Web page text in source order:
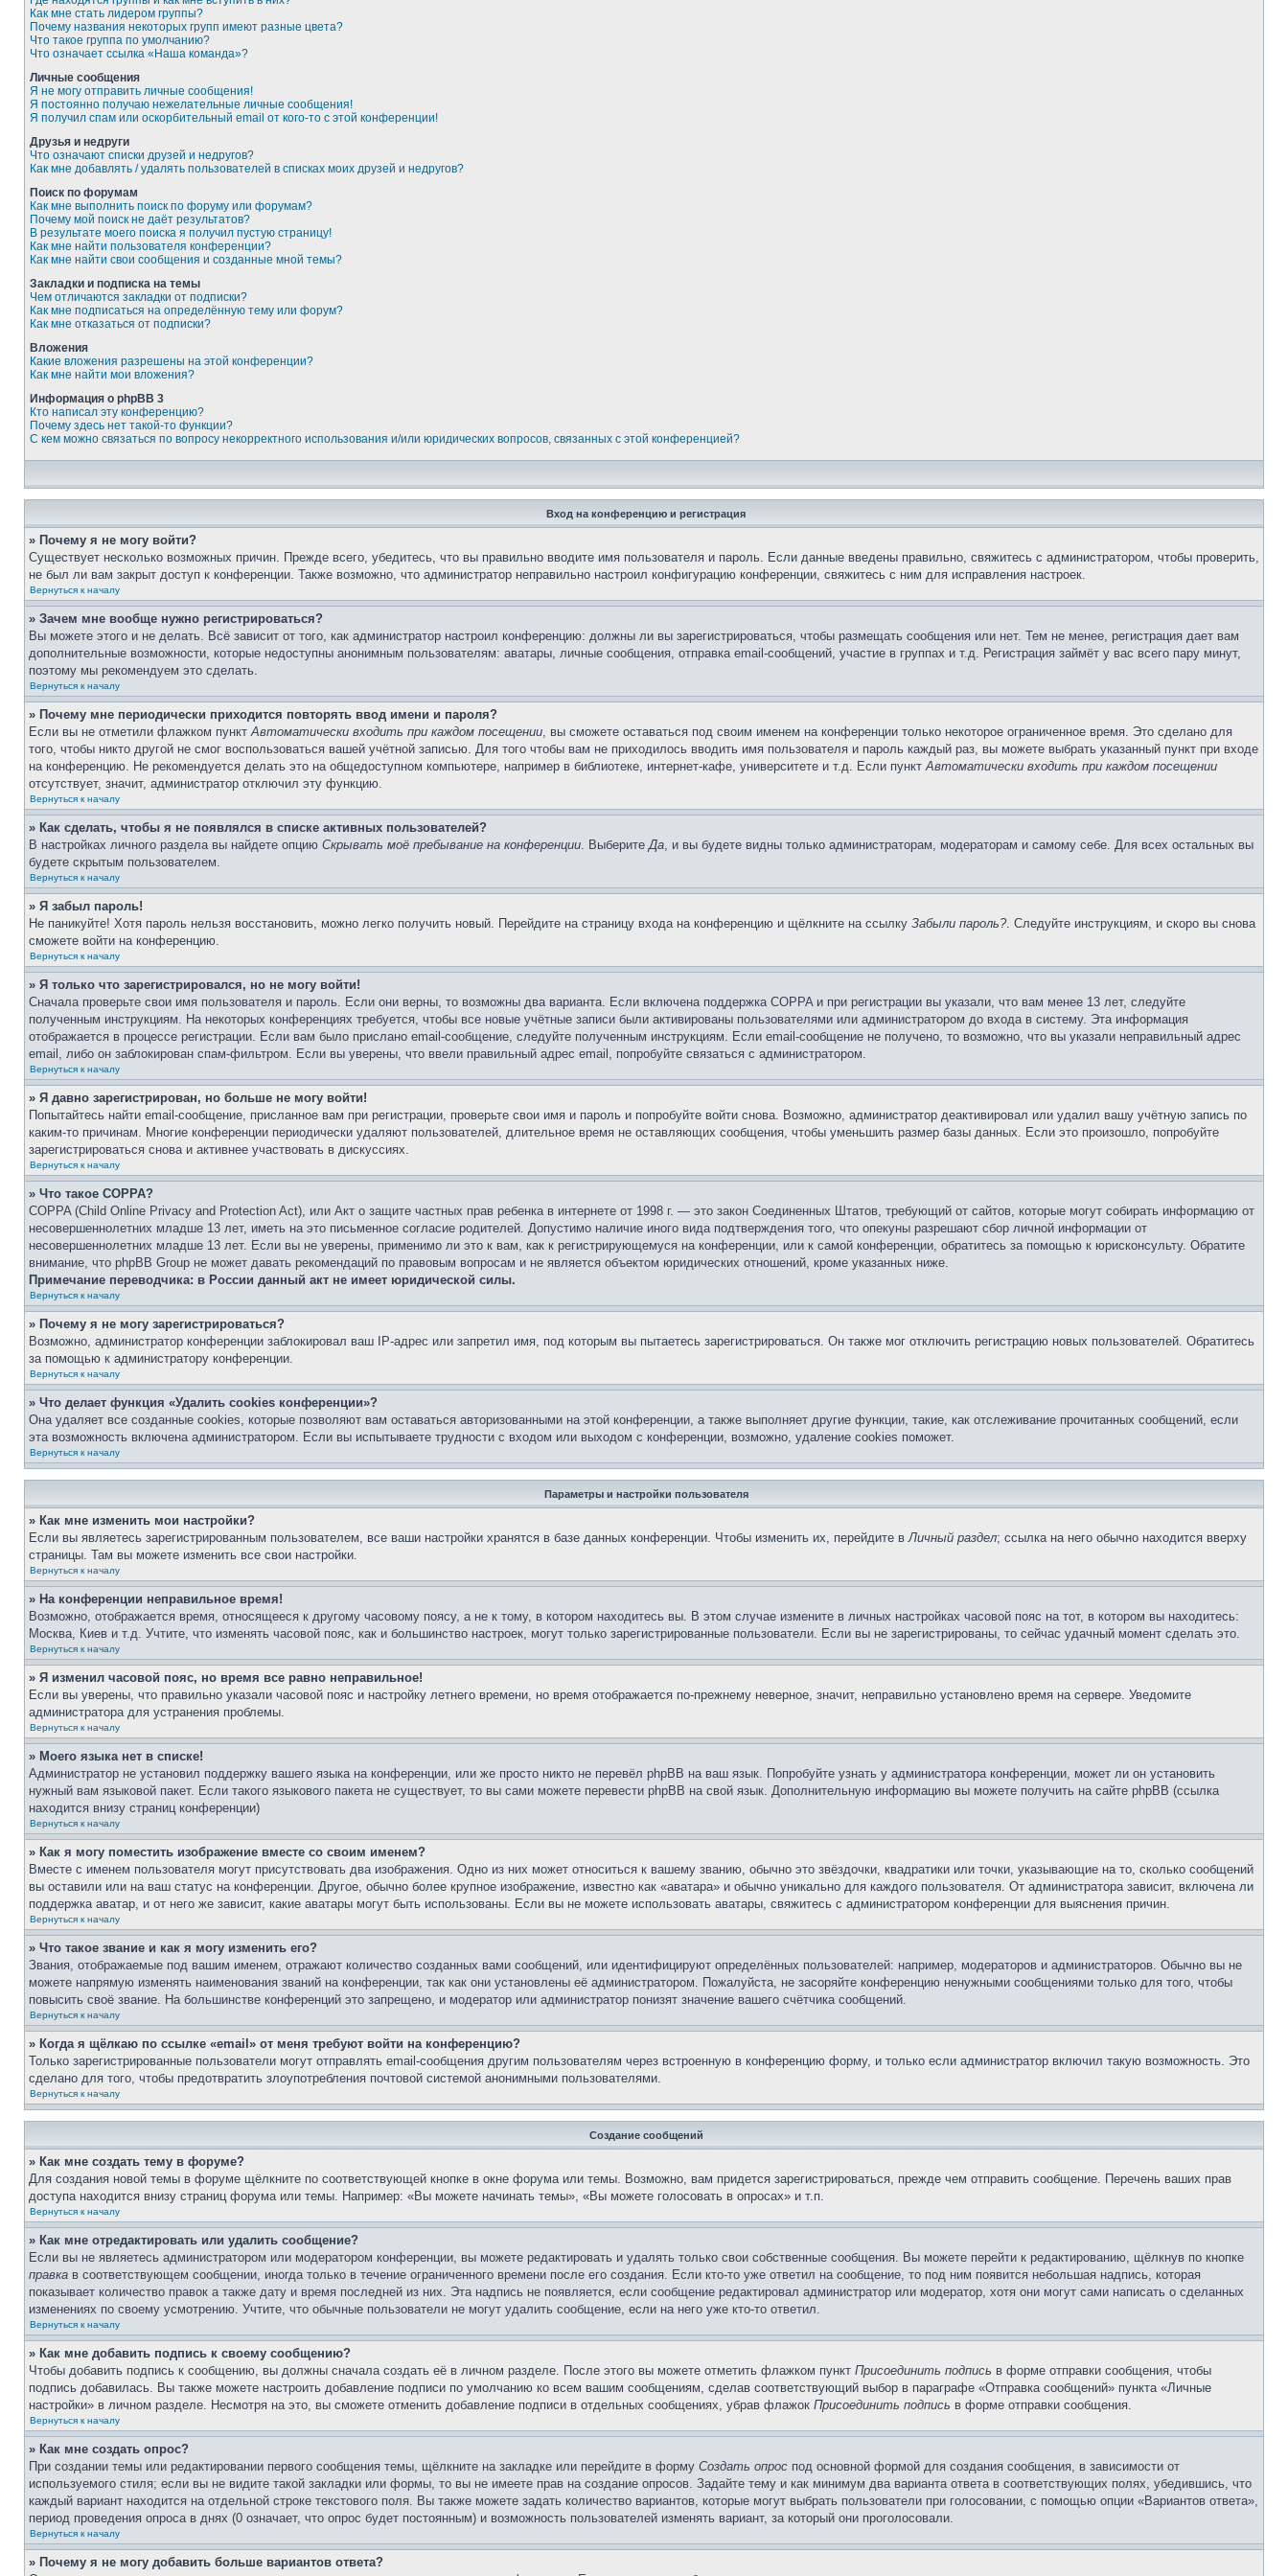
Как мне стать лидером группы?
Почему названия некоторых групп имеют разные цвета?
Что такое группа по умолчанию?
Что означает ссылка «Наша команда»?
Личные сообщения
Я не могу отправить личные сообщения!
Я постоянно получаю нежелательные личные сообщения!
Я получил спам или оскорбительный email от кого-то с этой конференции!
Друзья и недруги
Что означают списки друзей и недругов?
Как мне добавлять / удалять пользователей в списках моих друзей и недругов?
Поиск по форумам
Как мне выполнить поиск по форуму или форумам?
Почему мой поиск не даёт результатов?
В результате моего поиска я получил пустую страницу!
Как мне найти пользователя конференции?
Как мне найти свои сообщения и созданные мной темы?
Закладки и подписка на темы
Чем отличаются закладки от подписки?
Как мне подписаться на определённую тему или форум?
Как мне отказаться от подписки?
Вложения
Какие вложения разрешены на этой конференции?
Как мне найти мои вложения?
Информация о phpBB 3
Кто написал эту конференцию?
Почему здесь нет такой-то функции?
С кем можно связаться по вопросу некорректного использования и/или юридических вопросов, связанных с этой конференцией?
Вход на конференцию и регистрация
» Почему я не могу войти?
Существует несколько возможных причин. Прежде всего, убедитесь, что вы правильно вводите имя пользователя и пароль. Если данные введены правильно, свяжитесь с администратором, чтобы проверить,
не был ли вам закрыт доступ к конференции. Также возможно, что администратор неправильно настроил конфигурацию конференции, свяжитесь с ним для исправления настроек.
Вернуться к началу
» Зачем мне вообще нужно регистрироваться?
Вы можете этого и не делать. Всё зависит от того, как администратор настроил конференцию: должны ли вы зарегистрироваться, чтобы размещать сообщения или нет. Тем не менее, регистрация дает вам
дополнительные возможности, которые недоступны анонимным пользователям: аватары, личные сообщения, отправка email-сообщений, участие в группах и т.д. Регистрация займёт у вас всего пару минут,
поэтому мы рекомендуем это сделать.
Вернуться к началу
» Почему мне периодически приходится повторять ввод имени и пароля?
Если вы не отметили флажком пунктАвтоматически входить при каждом посещении, вы сможете оставаться под своим именем на конференции только некоторое ограниченное время. Это сделано для
того, чтобы никто другой не смог воспользоваться вашей учётной записью. Для того чтобы вам не приходилось вводить имя пользователя и пароль каждый раз, вы можете выбрать указанный пункт при входе
на конференцию. Не рекомендуется делать это на общедоступном компьютере, например в библиотеке, интернет-кафе, университете и т.д. Если пунктАвтоматически входить при каждом посещении
отсутствует, значит, администратор отключил эту функцию.
Вернуться к началу
» Как сделать, чтобы я не появлялся в списке активных пользователей?
В настройках личного раздела вы найдете опцию Скрывать моё пребывание на конференции. ВыберитеДа, и вы будете видны только администраторам, модераторам и самому себе. Для всех остальных вы
будете скрытым пользователем.
Вернуться к началу
» Я забыл пароль!
Не паникуйте! Хотя пароль нельзя восстановить, можно легко получить новый. Перейдите на страницу входа на конференцию и щёлкните на ссылку Забыли пароль?. Следуйте инструкциям, и скоро вы снова
сможете войти на конференцию.
Вернуться к началу
» Я только что зарегистрировался, но не могу войти!
Сначала проверьте свои имя пользователя и пароль. Если они верны, то возможны два варианта. Если включена поддержка COPPA и при регистрации вы указали, что вам менее 13 лет, следуйте
полученным инструкциям. На некоторых конференциях требуется, чтобы все новые учётные записи были активированы пользователями или администратором до входа в систему. Эта информация
отображается в процессе регистрации. Если вам было прислано email-сообщение, следуйте полученным инструкциям. Если email-сообщение не получено, то возможно, что вы указали неправильный адрес
email, либо он заблокирован спам-фильтром. Если вы уверены, что ввели правильный адрес email, попробуйте связаться с администратором.
Вернуться к началу
» Я давно зарегистрирован, но больше не могу войти!
Попытайтесь найти email-сообщение, присланное вам при регистрации, проверьте свои имя и пароль и попробуйте войти снова. Возможно, администратор деактивировал или удалил вашу учётную запись по
каким-то причинам. Многие конференции периодически удаляют пользователей, длительное время не оставляющих сообщения, чтобы уменьшить размер базы данных. Если это произошло, попробуйте
зарегистрироваться снова и активнее участвовать в дискуссиях.
Вернуться к началу
» Что такое COPPA?
COPPA (Child Online Privacy and Protection Act), или Акт о защите частных прав ребенка в интернете от 1998 г. — это закон Соединенных Штатов, требующий от сайтов, которые могут собирать информацию от
несовершеннолетних младше 13 лет, иметь на это письменное согласие родителей. Допустимо наличие иного вида подтверждения того, что опекуны разрешают сбор личной информации от
несовершеннолетних младше 13 лет. Если вы не уверены, применимо ли это к вам, как к регистрирующемуся на конференции, или к самой конференции, обратитесь за помощью к юрисконсульту. Обратите
внимание, что phpBB Group не может давать рекомендаций по правовым вопросам и не является объектом юридических отношений, кроме указанных ниже.
Примечание переводчика: в России данный акт не имеет юридической силы.
Вернуться к началу
» Почему я не могу зарегистрироваться?
Возможно, администратор конференции заблокировал ваш IP-адрес или запретил имя, под которым вы пытаетесь зарегистрироваться. Он также мог отключить регистрацию новых пользователей. Обратитесь
за помощью к администратору конференции.
Вернуться к началу
» Что делает функция «Удалить cookies конференции»?
Она удаляет все созданные cookies, которые позволяют вам оставаться авторизованными на этой конференции, а также выполняет другие функции, такие, как отслеживание прочитанных сообщений, если
эта возможность включена администратором. Если вы испытываете трудности с входом или выходом с конференции, возможно, удаление cookies поможет.
Вернуться к началу
Параметры и настройки пользователя
» Как мне изменить мои настройки?
Если вы являетесь зарегистрированным пользователем, все ваши настройки хранятся в базе данных конференции. Чтобы изменить их, перейдите вЛичный раздел; ссылка на него обычно находится вверху
страницы. Там вы можете изменить все свои настройки.
Вернуться к началу
» На конференции неправильное время!
Возможно, отображается время, относящееся к другому часовому поясу, а не к тому, в котором находитесь вы. В этом случае измените в личных настройках часовой пояс на тот, в котором вы находитесь:
Москва, Киев и т.д. Учтите, что изменять часовой пояс, как и большинство настроек, могут только зарегистрированные пользователи. Если вы не зарегистрированы, то сейчас удачный момент сделать это.
Вернуться к началу
» Я изменил часовой пояс, но время все равно неправильное!
Если вы уверены, что правильно указали часовой пояс и настройку летнего времени, но время отображается по-прежнему неверное, значит, неправильно установлено время на сервере. Уведомите
администратора для устранения проблемы.
Вернуться к началу
» Моего языка нет в списке!
Администратор не установил поддержку вашего языка на конференции, или же просто никто не перевёл phpBB на ваш язык. Попробуйте узнать у администратора конференции, может ли он установить
нужный вам языковой пакет. Если такого языкового пакета не существует, то вы сами можете перевести phpBB на свой язык. Дополнительную информацию вы можете получить на сайте phpBB (ссылка
находится внизу страниц конференции)
Вернуться к началу
» Как я могу поместить изображение вместе со своим именем?
Вместе с именем пользователя могут присутствовать два изображения. Одно из них может относиться к вашему званию, обычно это звёздочки, квадратики или точки, указывающие на то, сколько сообщений
вы оставили или на ваш статус на конференции. Другое, обычно более крупное изображение, известно как «аватара» и обычно уникально для каждого пользователя. От администратора зависит, включена ли
поддержка аватар, и от него же зависит, какие аватары могут быть использованы. Если вы не можете использовать аватары, свяжитесь с администратором конференции для выяснения причин.
Вернуться к началу
» Что такое звание и как я могу изменить его?
Звания, отображаемые под вашим именем, отражают количество созданных вами сообщений, или идентифицируют определённых пользователей: например, модераторов и администраторов. Обычно вы не
можете напрямую изменять наименования званий на конференции, так как они установлены её администратором. Пожалуйста, не засоряйте конференцию ненужными сообщениями только для того, чтобы
повысить своё звание. На большинстве конференций это запрещено, и модератор или администратор понизят значение вашего счётчика сообщений.
Вернуться к началу
» Когда я щёлкаю по ссылке «email» от меня требуют войти на конференцию?
Только зарегистрированные пользователи могут отправлять email-сообщения другим пользователям через встроенную в конференцию форму, и только если администратор включил такую возможность. Это
сделано для того, чтобы предотвратить злоупотребления почтовой системой анонимными пользователями.
Вернуться к началу
Создание сообщений
» Как мне создать тему в форуме?
Для создания новой темы в форуме щёлкните по соответствующей кнопке в окне форума или темы. Возможно, вам придется зарегистрироваться, прежде чем отправить сообщение. Перечень ваших прав
доступа находится внизу страниц форума или темы. Например: «Вы можете начинать темы», «Вы можете голосовать в опросах» и т.п.
Вернуться к началу
» Как мне отредактировать или удалить сообщение?
Если вы не являетесь администратором или модератором конференции, вы можете редактировать и удалять только свои собственные сообщения. Вы можете перейти к редактированию, щёлкнув по кнопке
правка в соответствующем сообщении, иногда только в течение ограниченного времени после его создания. Если кто-то уже ответил на сообщение, то под ним появится небольшая надпись, которая
показывает количество правок а также дату и время последней из них. Эта надпись не появляется, если сообщение редактировал администратор или модератор, хотя они могут сами написать о сделанных
изменениях по своему усмотрению. Учтите, что обычные пользователи не могут удалить сообщение, если на него уже кто-то ответил.
Вернуться к началу
» Как мне добавить подпись к своему сообщению?
Чтобы добавить подпись к сообщению, вы должны сначала создать её в личном разделе. После этого вы можете отметить флажком пункт Присоединить подпись в форме отправки сообщения, чтобы
подпись добавилась. Вы также можете настроить добавление подписи по умолчанию ко всем вашим сообщениям, сделав соответствующий выбор в параграфе «Отправка сообщений» пункта «Личные
настройки» в личном разделе. Несмотря на это, вы сможете отменить добавление подписи в отдельных сообщениях, убрав флажок Присоединить подпись в форме отправки сообщения.
Вернуться к началу
» Как мне создать опрос?
При создании темы или редактировании первого сообщения темы, щёлкните на закладке или перейдите в форму Создать опрос под основной формой для создания сообщения, в зависимости от
используемого стиля; если вы не видите такой закладки или формы, то вы не имеете прав на создание опросов. Задайте тему и как минимум два варианта ответа в соответствующих полях, убедившись, что
каждый вариант находится на отдельной строке текстового поля. Вы также можете задать количество вариантов, которые могут выбрать пользователи при голосовании, с помощью опции «Вариантов ответа»,
период проведения опроса в днях (0 означает, что опрос будет постоянным) и возможность пользователей изменять вариант, за который они проголосовали.
Вернуться к началу
» Почему я не могу добавить больше вариантов ответа?